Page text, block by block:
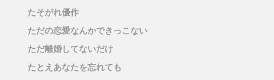
たそがれ優作
ただの恋愛なんかできっこない
ただ離婚してないだけ
たとえあなたを忘れても